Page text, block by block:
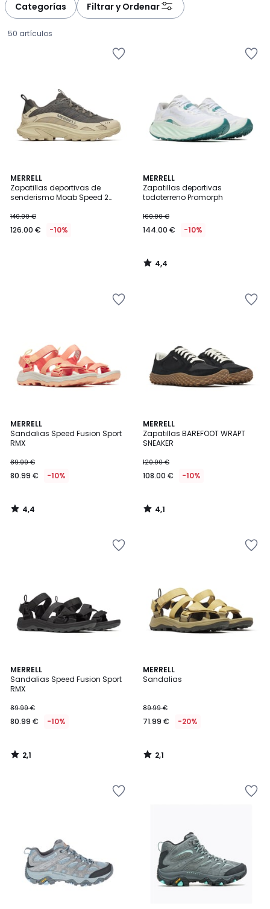
Categorías Filtrar y Ordenar
50 artículos
MERRELL
Zapatillas deportivas de
senderismo Moab Speed 2
€
en
140.00 €
126.00 € -10%
MERRELL
Zapatillas deportivas
todoterreno Promorph
160.00 €
144.00 € -10%
4,4
/ 5
4,4
/
MERRELL
Sandalias Speed Fusion Sport
RMX
89.99 €
80.99 € -10%
4,4
/ 5
4,4
/
MERRELL
Zapatillas BAREFOOT WRAPT
SNEAKER
120.00 €
108.00 € -10%
4,1
/ 5
4,1
/
MERRELL
Sandalias Speed Fusion Sport
RMX
89.99 €
80.99 € -10%
2,1
/
5
2,1
/
MERRELL
Sandalias
89.99 €
71.99 € -20%
2,1
/
2,1
/